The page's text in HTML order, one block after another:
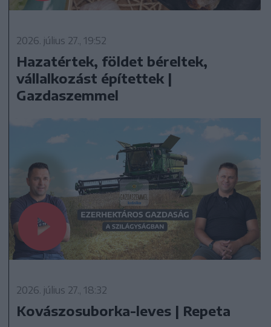
2026. július 27., 19:52
Hazatértek, földet béreltek,
vállalkozást építettek |
Gazdaszemmel
2026. július 27., 18:32
Kovászosuborka-leves | Repeta